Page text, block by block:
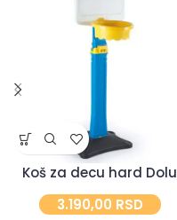
Koš za decu hard Dolu
3.190,00 RSD